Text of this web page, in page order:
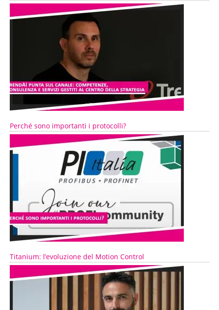
Perché sono importanti i protocolli?
Titanium: l’evoluzione del Motion Control